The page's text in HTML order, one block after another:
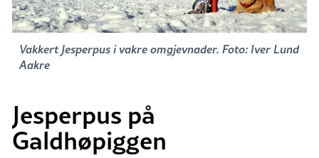
Vakkert Jesperpus i vakre omgjevnader. Foto: Iver Lund
Aakre
Jesperpus på
Galdhøpiggen